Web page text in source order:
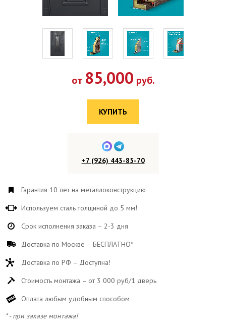
от 85,000 руб.
КУПИТЬ
+7 (926) 443-85-70
Гарантия 10 лет на металлоконструкцию
Используем сталь толщиной до 5 мм!
Срок исполнения заказа – 2-3 дня
Доставка по Москве – БЕСПЛАТНО*
Доставка по РФ – Доступна!
Стоимость монтажа – от 3 000 руб/1 дверь
Оплата любым удобным способом
* - при заказе монтажа!